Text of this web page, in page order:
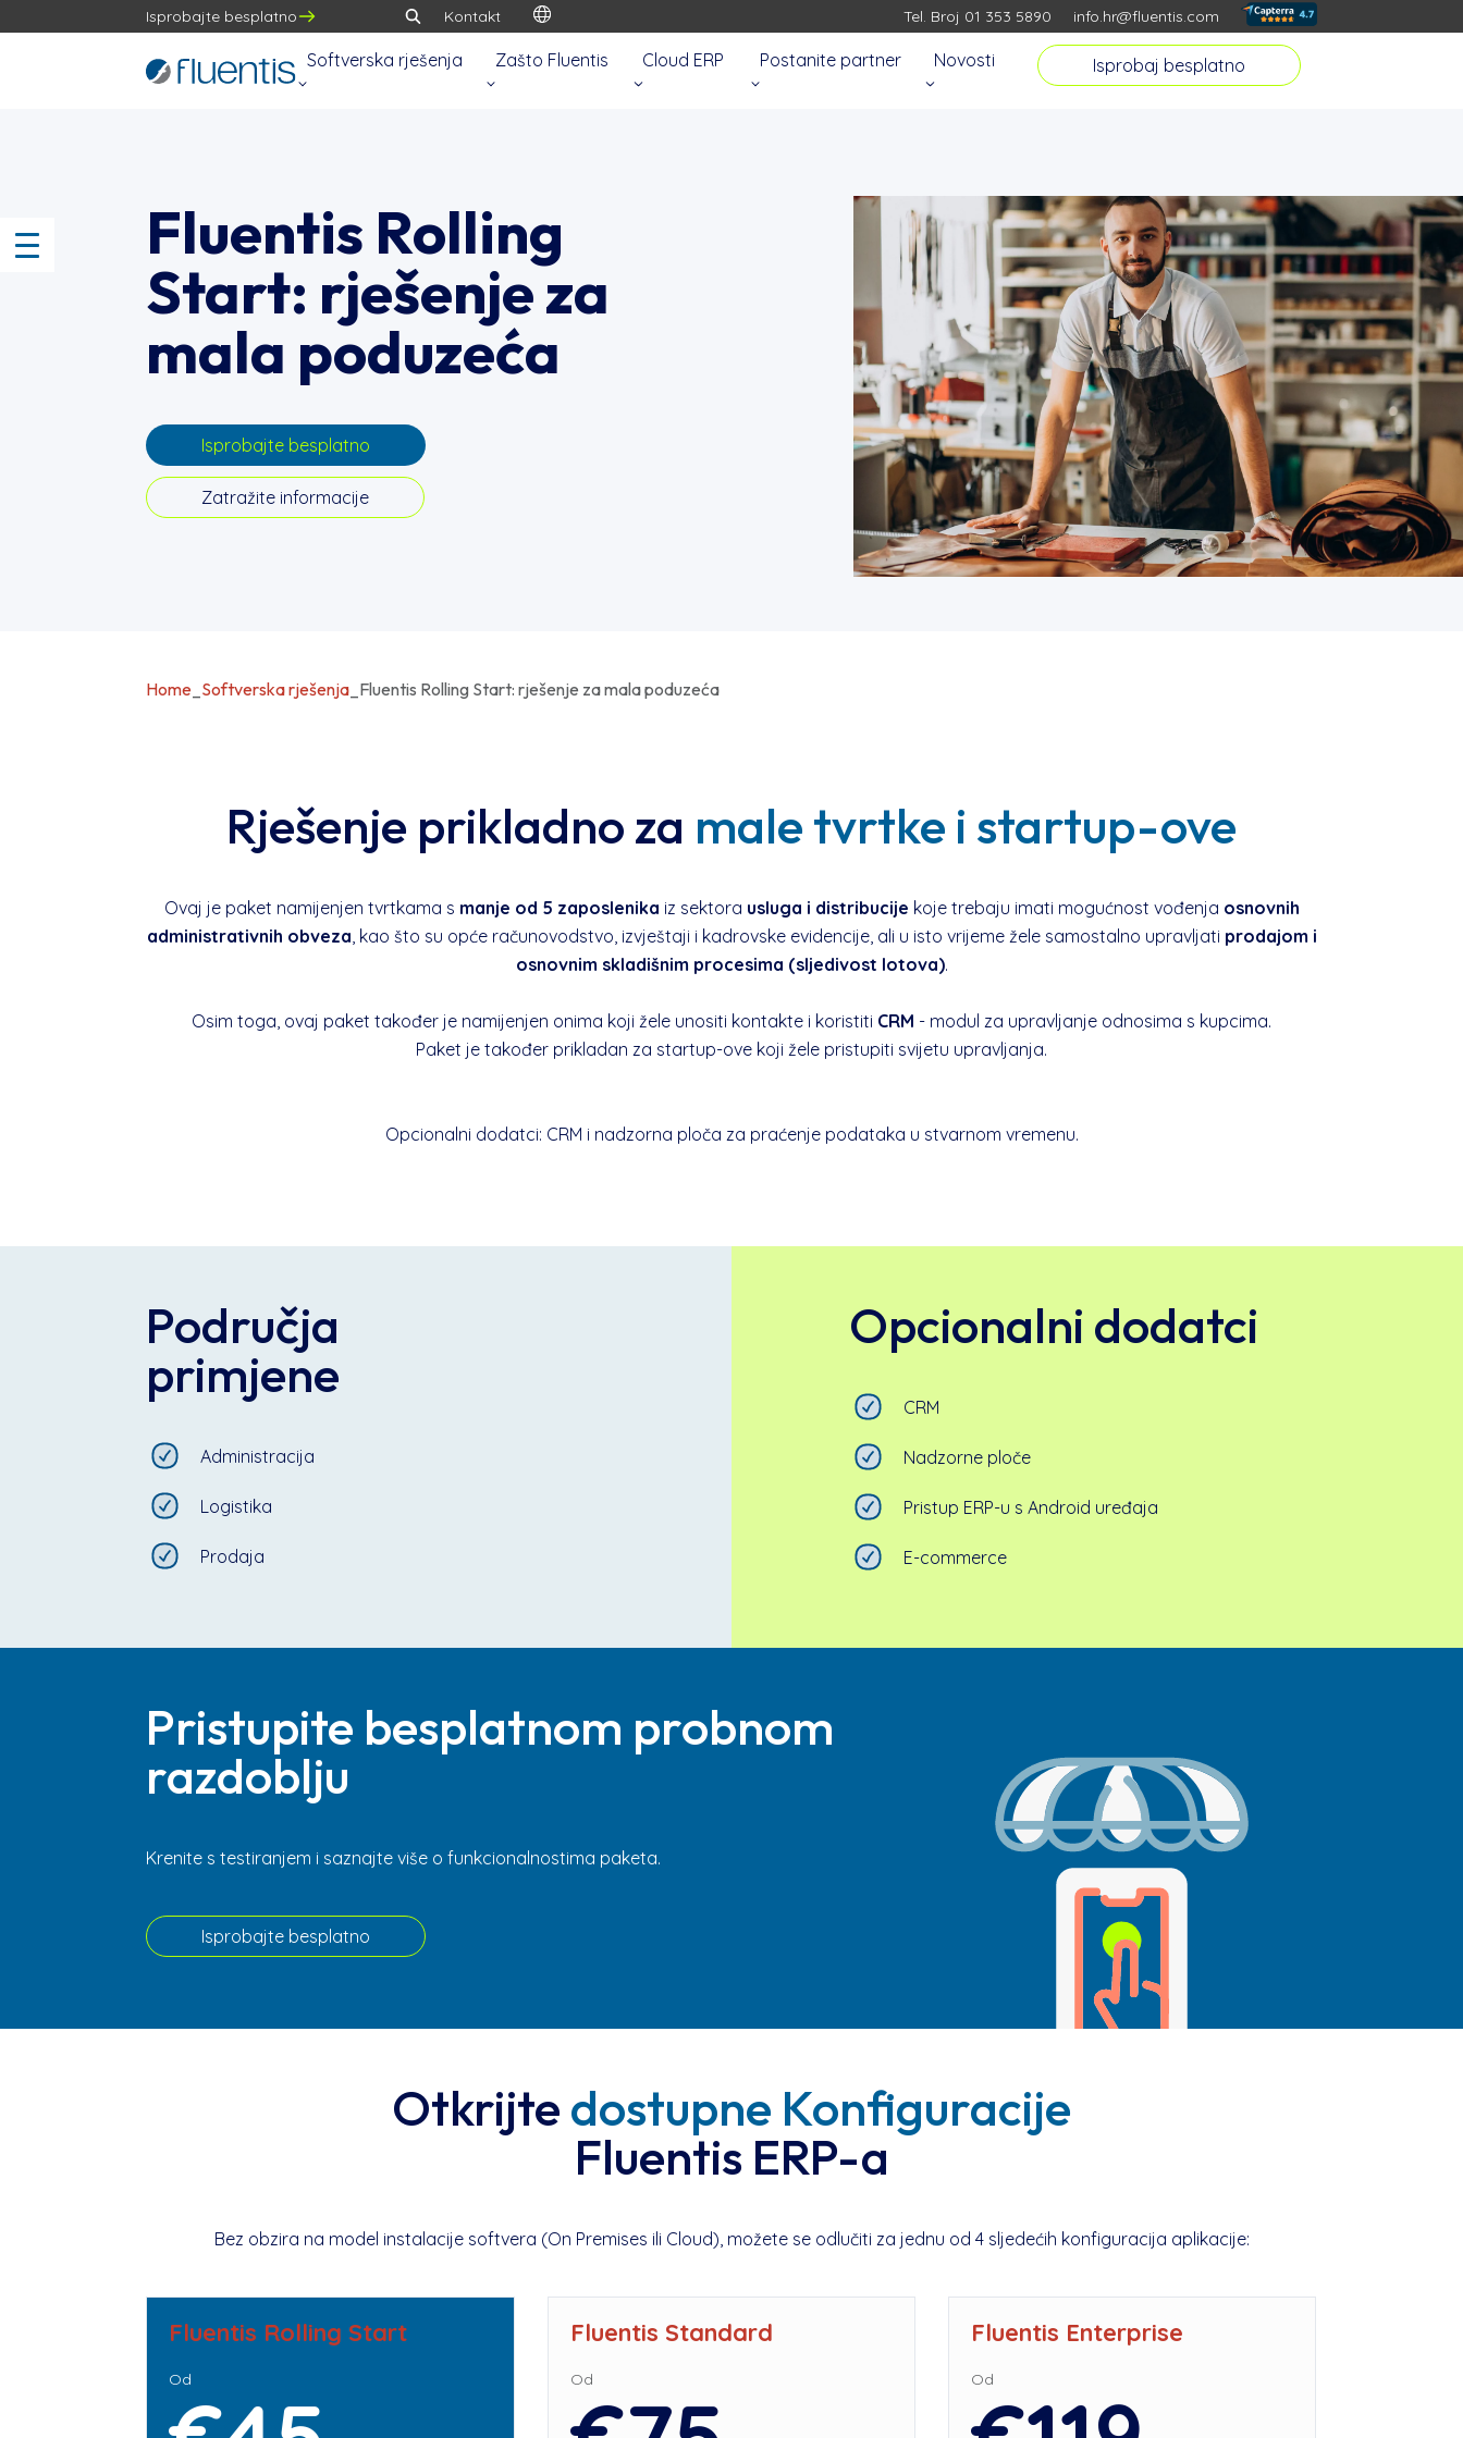
Isprobajte besplatno Kontakt Tel. Broj 01 353 5890 info.hr@fluentis.com
Softverska rješenja Zašto Fluentis Cloud ERP Postanite partner Novosti Isprobaj besplatno
Fluentis Rolling
Start: rješenje za
mala poduzeća
Isprobajte besplatno
Zatražite informacije
Home Softverska rješenja Fluentis Rolling Start: rješenje za mala poduzeća
Rješenje prikladno za male tvrtke i startup-ove
Ovaj je paket namijenjen tvrtkama s manje od 5 zaposlenika iz sektora usluga i distribucije koje trebaju imati mogućnost vođenja osnovnih
administrativnih obveza, kao što su opće računovodstvo, izvještaji i kadrovske evidencije, ali u isto vrijeme žele samostalno upravljati prodajom i
osnovnim skladišnim procesima (sljedivost lotova).
Osim toga, ovaj paket također je namijenjen onima koji žele unositi kontakte i koristiti CRM - modul za upravljanje odnosima s kupcima.
Paket je također prikladan za startup-ove koji žele pristupiti svijetu upravljanja.
Opcionalni dodatci: CRM i nadzorna ploča za praćenje podataka u stvarnom vremenu.
Područja
primjene
Administracija
Logistika
Prodaja
Opcionalni dodatci
CRM
Nadzorne ploče
Pristup ERP-u s Android uređaja
E-commerce
Pristupite besplatnom probnom
razdoblju
Krenite s testiranjem i saznajte više o funkcionalnostima paketa.
Isprobajte besplatno
Otkrijtedostupne Konfiguracije
Fluentis ERP-a
Bez obzira na model instalacije softvera (On Premises ili Cloud), možete se odlučiti za jednu od 4 sljedećih konfiguracija aplikacije:
Fluentis Rolling Start
Od
Fluentis Standard
Od
Fluentis Enterprise
Od